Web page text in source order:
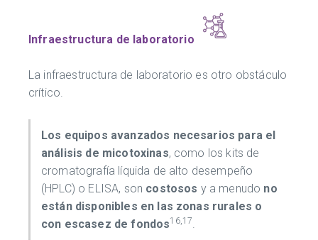
Infraestructura de laboratorio
La infraestructura de laboratorio es otro obstáculo
crítico.
Los equipos avanzados necesarios para el
análisis de micotoxinas, como los kits de
cromatografía líquida de alto desempeño
(HPLC) o ELISA, son costosos y a menudo no
están disponibles en las zonas rurales o
con escasez de fondos16,17.